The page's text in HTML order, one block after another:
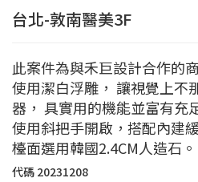
台北-敦南醫美3F
此案件為與禾巨設計合作的
使用潔白浮雕， 讓視覺上不
器， 具實用的機能並富有充
使用斜把手開啟，搭配內建
檯面選用韓國2.4CM人造石。
代碼 20231208